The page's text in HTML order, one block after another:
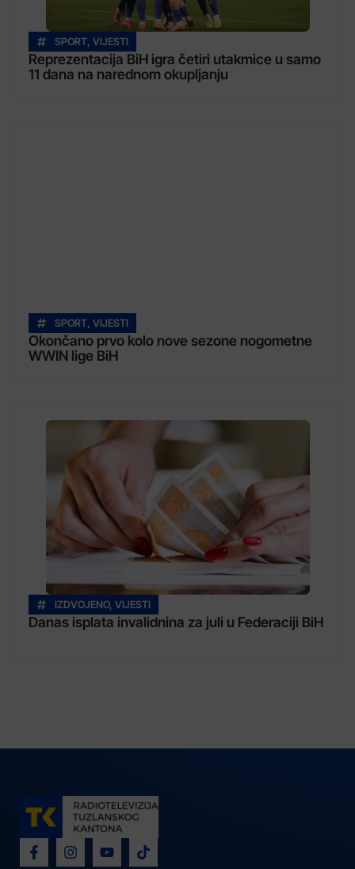
SPORT VIJESTI
Reprezentacija BiH igra četiri utakmice u samo
11 dana na narednom okupljanju
SPORT VIJESTI
Okončano prvo kolo nove sezone nogometne
WWIN lige BiH
IZDVOJENO, VIJESTI
Danas isplata invalidnina za juli u Federaciji BiH